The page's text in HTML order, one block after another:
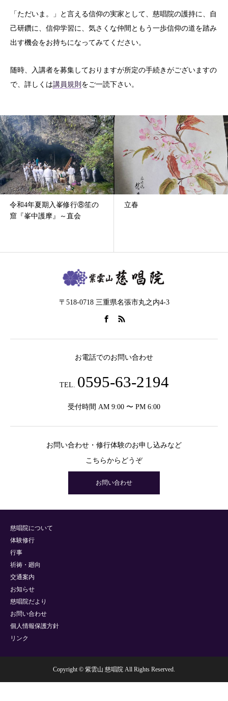
「ただいま。」と言える信仰の実家として、慈唱院の護持に、自
己研鑽に、信仰学習に、気さくな仲間ともう一歩信仰の道を踏み
出す機会をお持ちになってみてください。
随時、入講者を募集しておりますが所定の手続きがございますの
で、詳しくは講員規則 をご一読下さい。
令和4年夏期入峯修行⑧笙の
窟『峯中護摩』～直会
立春
〒518-0718 三重県名張市丸之内4-3
お電話でのお問い合わせ
TEL. 0595-63-2194
受付時間 AM 9:00 〜 PM 6:00
お問い合わせ・修行体験のお申し込みなど
こちらからどうぞ
お問い合わせ
慈唱院について
体験修行
行事
祈祷・廻向
交通案内
お知らせ
慈唱院だより
お問い合わせ
個人情報保護方針
リンク
Copyright © 紫雲山 慈唱院 All Rights Reserved.